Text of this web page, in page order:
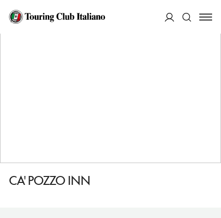
HOME
CA' POZZO INN